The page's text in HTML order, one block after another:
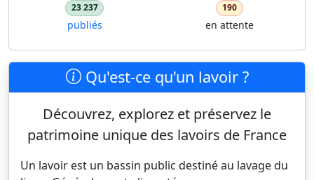
23 237
publiés
190
en attente
Qu'est-ce qu'un lavoir ?
Découvrez, explorez et préservez le
patrimoine unique des lavoirs de France
Un lavoir est un bassin public destiné au lavage du